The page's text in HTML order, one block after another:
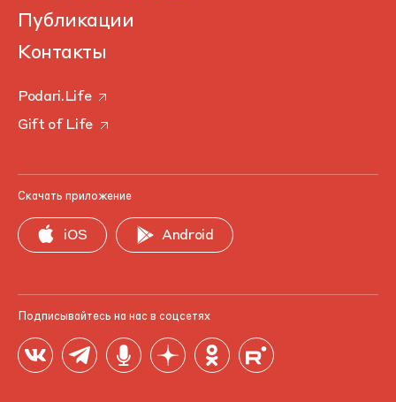
Публикации
Контакты
Podari.Life
Gift of Life
Скачать приложение
iOS Android
Подписывайтесь на нас в соцсетях